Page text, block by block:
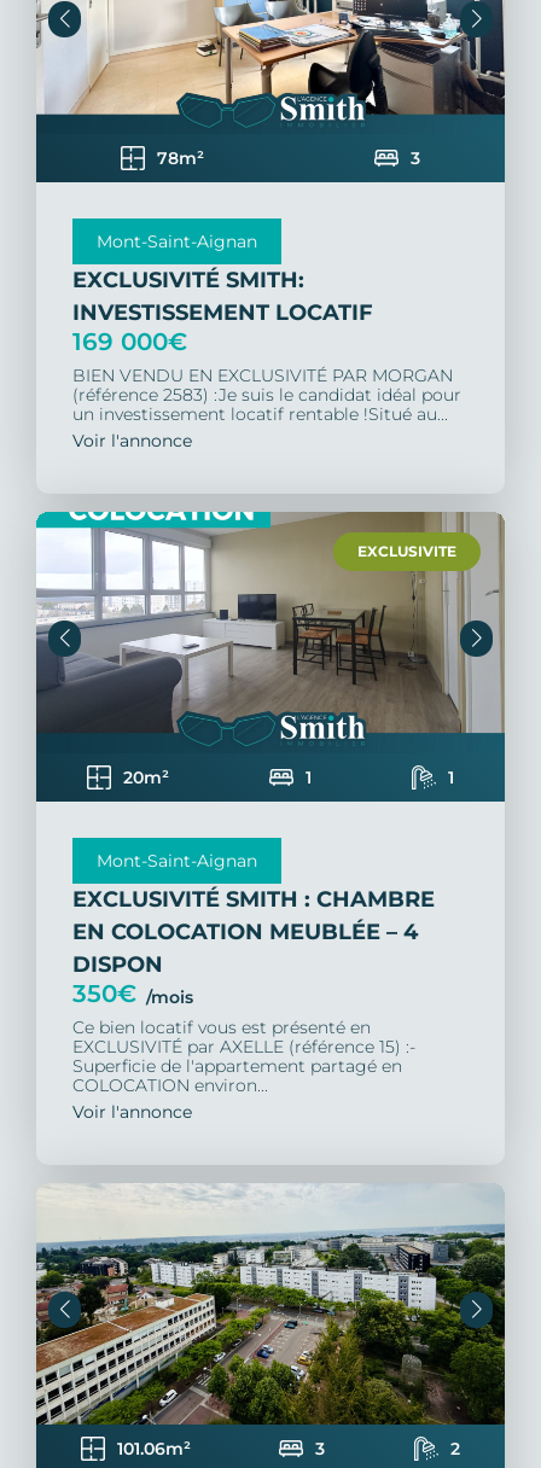
78m² 3
Mont-Saint-Aignan
EXCLUSIVITÉ SMITH:
INVESTISSEMENT LOCATIF
169 000€
BIEN VENDU EN EXCLUSIVITÉ PAR MORGAN
(référence 2583) :Je suis le candidat idéal pour
un investissement locatif rentable !Situé au...
Voir l'annonce
EXCLUSIVITE
20m² 1 1
Mont-Saint-Aignan
EXCLUSIVITÉ SMITH : CHAMBRE
EN COLOCATION MEUBLÉE – 4
DISPON
350€ /mois
Ce bien locatif vous est présenté en
EXCLUSIVITÉ par AXELLE (référence 15) :-
Superficie de l'appartement partagé en
COLOCATION environ...
Voir l'annonce
101.06m² 3 2